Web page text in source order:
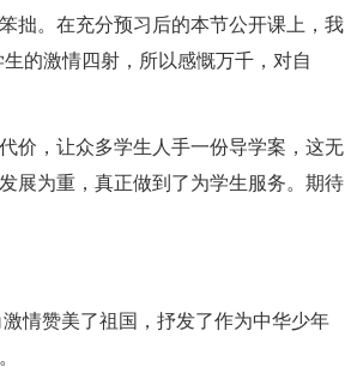
拙。在充分预习后的本节公开课上，我
的激情四射，所以感慨万千，对自
，让众多学生人手一份导学案，这无
展为重，真正做到了为学生服务。期待
情赞美了祖国，抒发了作为中华少年